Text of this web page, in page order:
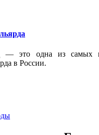
— это одна из самых
в России.